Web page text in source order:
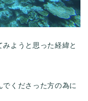
ようと思った経緯と
くださった方の為に